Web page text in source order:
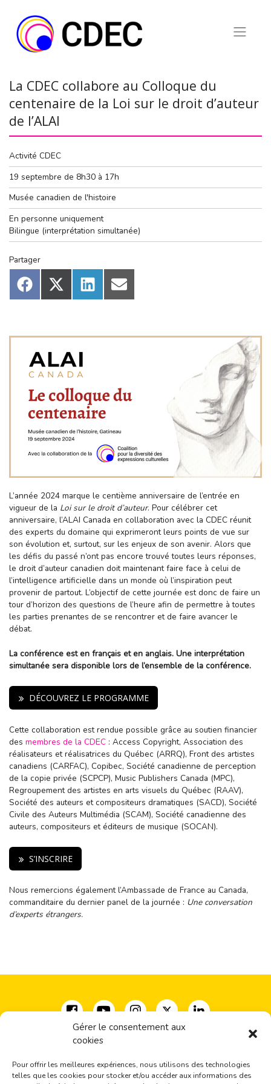
Gérer le consentement aux
cookies
Pour offrir les meilleures expériences, nous utilisons des technologies
telles que les cookies pour stocker et/ou accéder aux informations des
content
L’année 2024 marque le centième anniversaire de l’entrée en
vigueur de la Loi sur le droit d’auteur. Pour célébrer cet
anniversaire, l’ALAI Canada en collaboration avec la CDEC réunit
des experts du domaine qui exprimeront leurs points de vue sur
son évolution et, surtout, sur les enjeux de son avenir. Alors que
les défis du passé n’ont pas encore trouvé toutes leurs réponses,
le droit d’auteur canadien doit maintenant faire face à celui de
l’intelligence artificielle dans un monde où l’inspiration peut
provenir de partout. L’objectif de cette journée est donc de faire un
tour d’horizon des questions de l’heure afin de permettre à toutes
les parties prenantes de se rencontrer et de faire avancer le
débat.
La conférence est en français et en anglais. Une interprétation
simultanée sera disponible lors de l’ensemble de la conférence.
DÉCOUVREZ LE PROGRAMME
Cette collaboration est rendue possible grâce au soutien financier
des membres de la CDEC : Access Copyright, Association des
réalisateurs et réalisatrices du Québec (ARRQ), Front des artistes
canadiens (CARFAC), Copibec, Société canadienne de perception
de la copie privée (SCPCP), Music Publishers Canada (MPC),
Regroupement des artistes en arts visuels du Québec (RAAV),
Société des auteurs et compositeurs dramatiques (SACD), Société
Civile des Auteurs Multimédia (SCAM), Société canadienne des
auteurs, compositeurs et éditeurs de musique (SOCAN).
S’INSCRIRE
Nous remercions également l’Ambassade de France au Canada,
commanditaire du dernier panel de la journée : Une conversation
d’experts étrangers.
La CDEC collabore au Colloque du
centenaire de la Loi sur le droit d’auteur
de l’ALAI
Activité CDEC
19 septembre de 8h30 à 17h
Musée canadien de l'histoire
En personne uniquement
Bilingue (interprétation simultanée)
Partager
Share
on
Facebook
Share
X
Share
on
LinkedIn
Share
Email
Coalition pour la diversité des expressions culturelles
Montréal, QC H2X 1V1